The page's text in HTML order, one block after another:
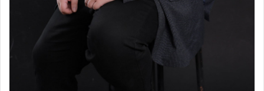
Kết lại, nếu bạn là một cây bút và muốn thu hút sự chú ý
của đại chúng vào câu chuyện của mình, thì điều đầu
tiên là phải gạt bỏ thói quen viết lách chung chung,